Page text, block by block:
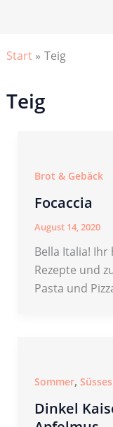
Start Teig
Teig
Brot & Gebäck
Focaccia
August 14, 2020
Bella Italia!
Rezepte und
Pasta und
Sommer, Süsses
Dinkel